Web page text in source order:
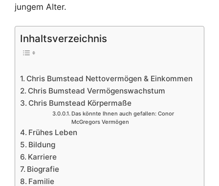
jungem Alter.
Inhaltsverzeichnis
Chris Bumstead Nettovermögen & Einkommen
Chris Bumstead Vermögenswachstum
Chris Bumstead Körpermaße
Das könnte Ihnen auch gefallen: Conor
McGregors Vermögen
Frühes Leben
Bildung
Karriere
Biografie
Familie